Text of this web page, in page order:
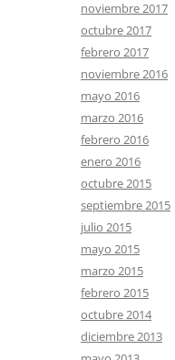
noviembre 2017
octubre 2017
febrero 2017
noviembre 2016
mayo 2016
marzo 2016
febrero 2016
enero 2016
octubre 2015
septiembre 2015
julio 2015
mayo 2015
marzo 2015
febrero 2015
octubre 2014
diciembre 2013